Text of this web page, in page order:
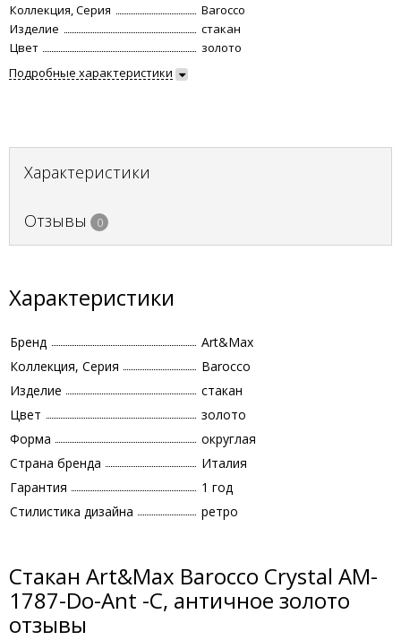
Коллекция, Серия
Barocco
Изделие
стакан
Цвет
золото
Подробные характеристики
Характеристики
Отзывы 0
Характеристики
Бренд
Art&Max
Коллекция, Серия
Barocco
Изделие
стакан
Цвет
золото
Форма
округлая
Страна бренда
Италия
Гарантия
1 год
Стилистика дизайна
ретро
Стакан Art&Max Barocco Crystal AM-
1787-Do-Ant -C, античное золото
отзывы